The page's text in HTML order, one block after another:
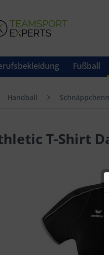
Fußball
Handball
T-Shirt